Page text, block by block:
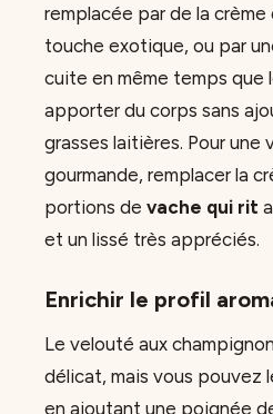
remplacée par de la
touche exotique, ou par
cuite en même temps que
apporter du corps sans
grasses laitières. Pour une
gourmande, remplacer la
portions de vache qui rit
et un lissé très appréciés.
Enrichir le profil
Le velouté aux
délicat, mais vous pouvez
en ajoutant une poignée